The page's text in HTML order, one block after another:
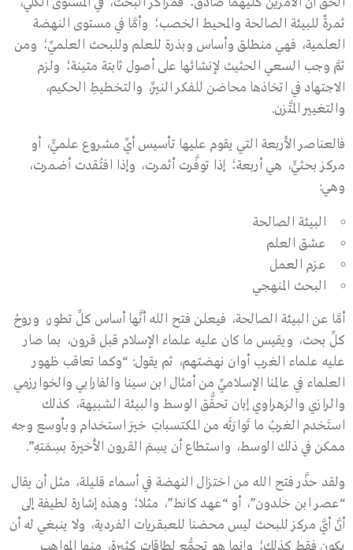
ثمرةٌ للبيئة الصالحة والمحيط الخصب؛ وأمَّا في مستوى النهضة
العلمية، فهي منطلق وأساس وبذرة للعلم وللبحث العلميِّ؛ ومن
ثمَّ وجب السعي الحثيث لإنشائها على أصول ثابتة متينة؛ ولزم
الاجتهاد في اتخاذها محاضن للفكر النيِّر، والتخطيطِ الحكيم،
والتغيير المتَّزن.
فالعناصر الأربعة التي يقوم عليها تأسيس أيِّ مشروع علميٍّ، أو
مركز بحثيٍّ، هي أربعة؛ إذا توفَّرت أثمرت، وإذا افتُقدت أضمرت،
وهي:
البيئة الصالحة
عشق العلم
عزم العمل
البحث المنهجي
أمَّا عن البيئة الصالحة، فيعلن فتح الله أنَّها أساس كلِّ تطور، وروحُ
كلِّ بحث، ويقيس ما كان عليه علماء الإسلام قبل قرون، بما صار
عليه علماء الغرب أوان نهضتهم، ثم يقول: “وكما تعاقب ظهور
العلماء في عالمنا الإسلاميِّ من أمثال ابن سينا والفارابي والخوارزمي
والرازي والزهراوي إبان تحقُّق الوسط والبيئة الشبيهة، كذلك
استَخدم الغربُ ما تَوارَثَه من المكتسباتِ خيرَ استخدام وبأوسع وجه
ممكن في ذلك الوسط، واستطاع أن يسِمَ القرون الأخيرة بسِمَتهِ”.
ولقد حذَّر فتح الله من اختزال النهضة في أسماء قليلة، مثل أن يقال
“عصر ابن خلدون”، أو “عهد كانط”، مثلا؛ وهذه إشارة لطيفة إلى
أنَّ أيَّ مركز للبحث ليس محضنا للعبقريات الفردية، ولا ينبغي له أن
يكون فقط كذلك؛ وإنما هو تجمُّع لطاقات كثيرة، منها المواهب